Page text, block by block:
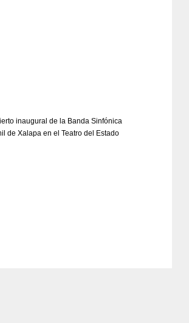
inaugural de la Banda Sinfónica
de Xalapa en el Teatro del Estado